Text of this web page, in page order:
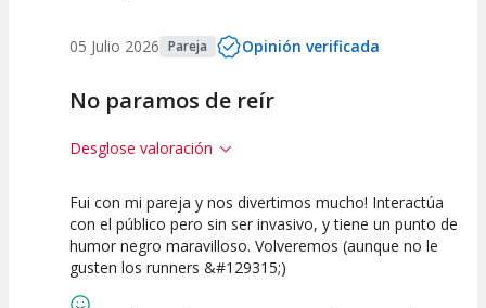
05 Julio 2026 Pareja Opinión verificada
No paramos de reír
Desglose valoración
10
Calidad del
Espectáculo
10
Puesta en
Escena
10
Interpretación
artística
Fui con mi pareja y nos divertimos mucho! Interactúa
con el público pero sin ser invasivo, y tiene un punto de
humor negro maravilloso. Volveremos (aunque no le
gusten los runners &#129315;)